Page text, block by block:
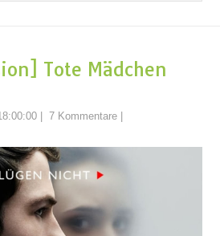
Tote Mädchen
|7 Kommentare